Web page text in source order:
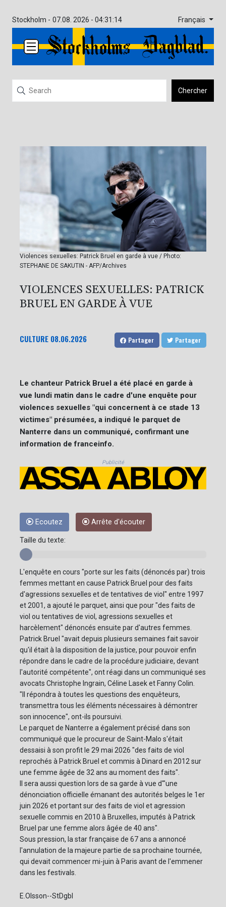
Stockholm - 07.08. 2026 - 04:31:14 Français
Chercher
Violences sexuelles: Patrick Bruel en garde à vue / Photo:
STEPHANE DE SAKUTIN - AFP/Archives
VIOLENCES SEXUELLES: PATRICK
BRUEL EN GARDE À VUE
CULTURE 08.06.2026 Partager Partager
Le chanteur Patrick Bruel a été placé en garde à
vue lundi matin dans le cadre d'une enquête pour
violences sexuelles "qui concernent à ce stade 13
victimes" présumées, a indiqué le parquet de
Nanterre dans un communiqué, confirmant une
information de franceinfo.
Publicité
Ecoutez Arrête d'écouter
Taille du texte:
L'enquête en cours "porte sur les faits (dénoncés par) trois
femmes mettant en cause Patrick Bruel pour des faits
d'agressions sexuelles et de tentatives de viol" entre 1997
et 2001, a ajouté le parquet, ainsi que pour "des faits de
viol ou tentatives de viol, agressions sexuelles et
harcèlement" dénoncés ensuite par d'autres femmes.
Patrick Bruel "avait depuis plusieurs semaines fait savoir
qu'il était à la disposition de la justice, pour pouvoir enfin
répondre dans le cadre de la procédure judiciaire, devant
l'autorité compétente", ont réagi dans un communiqué ses
avocats Christophe Ingrain, Céline Lasek et Fanny Colin.
"Il répondra à toutes les questions des enquêteurs,
transmettra tous les éléments nécessaires à démontrer
son innocence", ont-ils poursuivi.
Le parquet de Nanterre a également précisé dans son
communiqué que le procureur de Saint-Malo s'était
dessaisi à son profit le 29 mai 2026 "des faits de viol
reprochés à Patrick Bruel et commis à Dinard en 2012 sur
une femme âgée de 32 ans au moment des faits".
Il sera aussi question lors de sa garde à vue d'"une
dénonciation officielle émanant des autorités belges le 1er
juin 2026 et portant sur des faits de viol et agression
sexuelle commis en 2010 à Bruxelles, imputés à Patrick
Bruel par une femme alors âgée de 40 ans".
Sous pression, la star française de 67 ans a annoncé
l'annulation de la majeure partie de sa prochaine tournée,
qui devait commencer mi-juin à Paris avant de l'emmener
dans les festivals.
E.Olsson--StDgbl